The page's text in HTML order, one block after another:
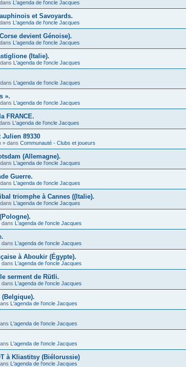
L'agenda de l'oncle Jacques
et Savoyards.
L'agenda de l'oncle Jacques
devient Génoise).
L'agenda de l'oncle Jacques
(Italie).
L'agenda de l'oncle Jacques
L'agenda de l'oncle Jacques
».
L'agenda de l'oncle Jacques
FRANCE.
L'agenda de l'oncle Jacques
Julien 89330
» dans Communauté - Clubs et joueurs
(Allemagne).
L'agenda de l'oncle Jacques
Guerre.
L'agenda de l'oncle Jacques
triomphe à Cannes ((Italie).
L'agenda de l'oncle Jacques
dans L'agenda de l'oncle Jacques
dans L'agenda de l'oncle Jacques
à Aboukir (Égypte).
dans L'agenda de l'oncle Jacques
serment de Rütli.
dans L'agenda de l'oncle Jacques
(Belgique).
L'agenda de l'oncle Jacques
L'agenda de l'oncle Jacques
L'agenda de l'oncle Jacques
à Kliastitsy (Biélorussie)
L'agenda de l'oncle Jacques